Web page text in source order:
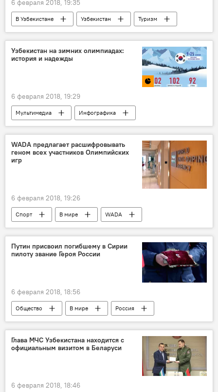
6 февраля 2018, 19:35
В Узбекистане Узбекистан
Туризм
паспорт
виза
таможенный досмотр
паспортный контроль
Узбекистан на зимних олимпиадах:
история и надежды
6 февраля 2018, 19:29
Мультимедиа
Инфографика
Миша Ге
Олимпиада-2018
Зимние Олимпийские игры 2018 в Пхёнчхане
WADA предлагает расшифровывать
геном всех участников Олимпийских
игр
6 февраля 2018, 19:26
Спорт В мире
WADA
допинг
олимпиада
Зимние Олимпийские игры 2018 в Пхёнчхане
Путин присвоил погибшему в Сирии
пилоту звание Героя России
6 февраля 2018, 18:56
Общество В мире
Россия
Сирия
Владимир Путин пилот
Глава МЧС Узбекистана находится с
официальным визитом в Беларуси
6 февраля 2018, 18:46